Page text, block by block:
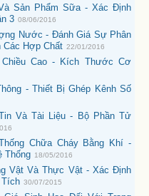
Sản Phẩm Sữa - Xác Định
3 08/06/2016
Nước - Đánh Giá Sự Phân
Các Hợp Chất 22/01/2016
Cao - Kích Thước Cơ
- Thiết Bị Ghép Kênh Số
Và Tài Liệu - Bộ Phần Tử
Chữa Cháy Bằng Khí -
Thống 18/05/2016
Vật Và Thực Vật - Xác Định
30/07/2015